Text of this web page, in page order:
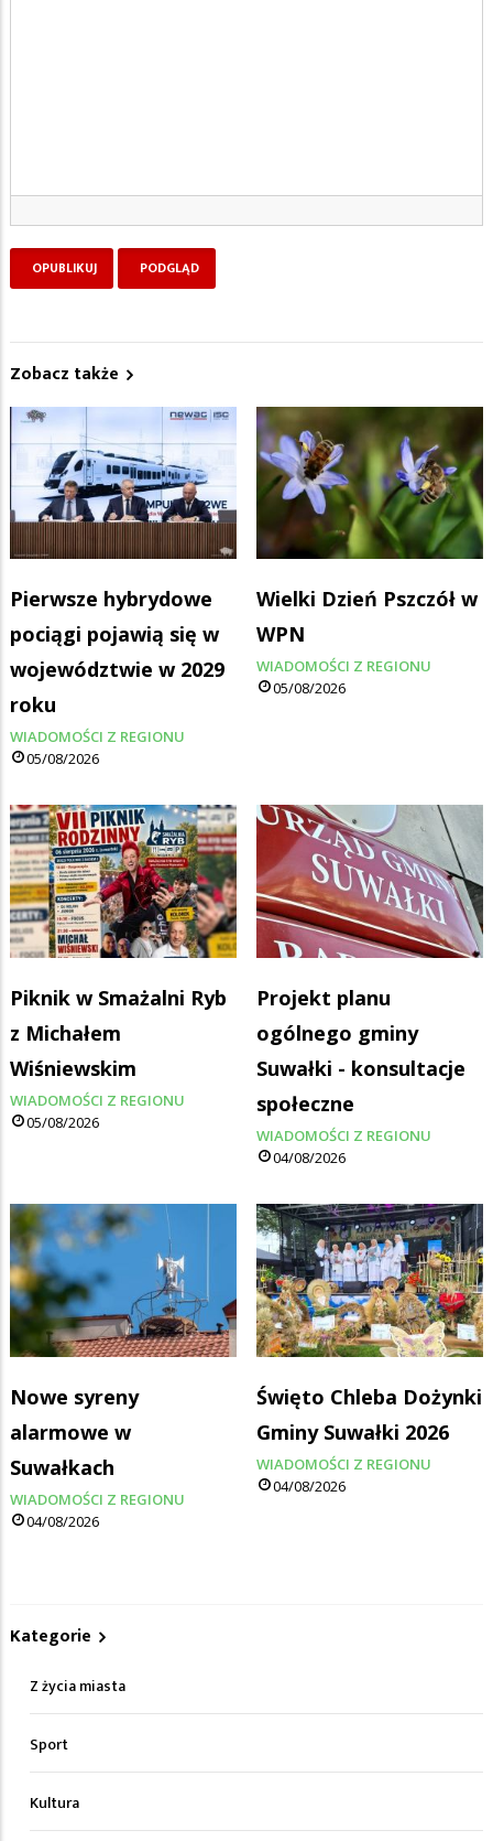
Zobacz także
Pierwsze hybrydowe
pociągi pojawią się w
województwie w 2029
roku
WIADOMOŚCI Z REGIONU
05/08/2026
Wielki Dzień Pszczół w
WPN
WIADOMOŚCI Z REGIONU
05/08/2026
Piknik w Smażalni Ryb
z Michałem
Wiśniewskim
WIADOMOŚCI Z REGIONU
05/08/2026
Projekt planu
ogólnego gminy
Suwałki - konsultacje
społeczne
WIADOMOŚCI Z REGIONU
04/08/2026
Nowe syreny
alarmowe w
Suwałkach
WIADOMOŚCI Z REGIONU
04/08/2026
Święto Chleba Dożynki
Gminy Suwałki 2026
WIADOMOŚCI Z REGIONU
04/08/2026
Kategorie
Z życia miasta
Sport
Kultura